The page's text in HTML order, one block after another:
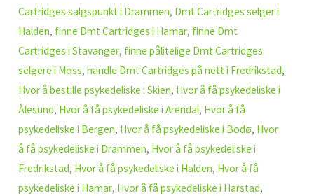
Cartridges salgspunkt i Drammen, Dmt Cartridges selger i
Halden, finne Dmt Cartridges i Hamar, finne Dmt
Cartridges i Stavanger, finne pålitelige Dmt Cartridges
selgere i Moss,handle Dmt Cartridges på nett i Fredrikstad,
Hvor å bestille psykedeliske i Skien, Hvor å få psykedeliske i
Ålesund, Hvor å få psykedeliske i Arendal, Hvor å få
psykedeliske i Bergen, Hvor å få psykedeliske i Bodø, Hvor
å få psykedeliske i Drammen, Hvor å få psykedeliske i
Fredrikstad, Hvor å få psykedeliske i Halden, Hvor å få
psykedeliske i Hamar, Hvor å få psykedeliske i Harstad,